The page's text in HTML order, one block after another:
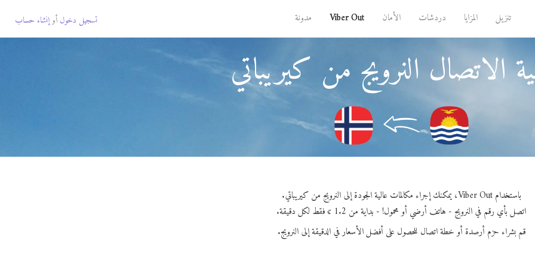
تنزيل المزايا دردشات الأمان Viber Out مدونة تسجيل دخول أوإنشاء حساب
الاتصال النرويج من كيريباتي
باستخدام Viber Out، يمكنك إجراء مكالمات عالية الجودة إلى النرويج من كيريباتي.
اتصل بأي رقم في النرويج - هاتف أرضي أو محمول! - بداية من 1.2 ¢ فقط لكل دقيقة.
قم بشراء حزم أرصدة أو خطة اتصال للحصول على أفضل الأسعار في الدقيقة إلى النرويج.